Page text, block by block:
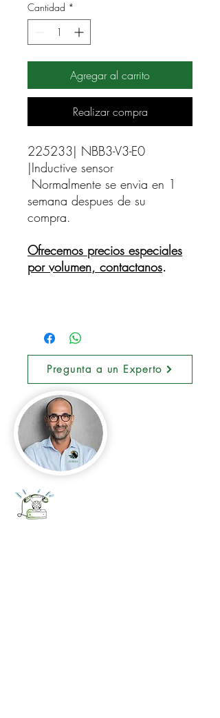
Cantidad *
Agregar al carrito
Realizar compra
225233| NBB3-V3-E0
|Inductive sensor
Normalmente se envia en 1
semana despues de su
compra.
Ofrecemos precios especiales
por volumen, contactanos.
Pregunta a un Experto